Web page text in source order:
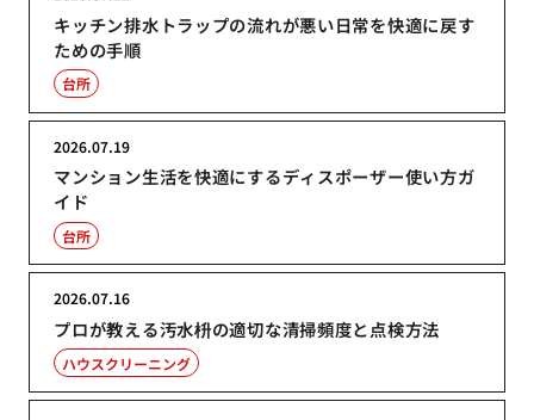
キッチン排水トラップの流れが悪い日常を快適に戻す
ための手順
台所
マンション生活を快適にするディスポーザー使い方ガ
イド
2026.07.19
台所
プロが教える汚水枡の適切な清掃頻度と点検方法
2026.07.16
ハウスクリーニング